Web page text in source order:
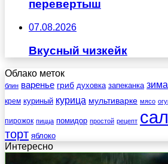
перевертыш
07.08.2026
Вкусный чизкейк
Облако меток
блин варенье гриб духовка запеканка зима
крем куриный курица мультиварке мясо
пирожок пицца помидор простой рецепт
торт яблоко
Интересно